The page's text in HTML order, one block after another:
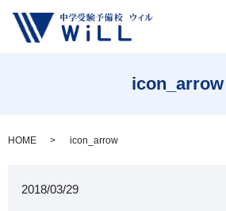
icon_arrow
HOME icon_arrow
2018/03/29